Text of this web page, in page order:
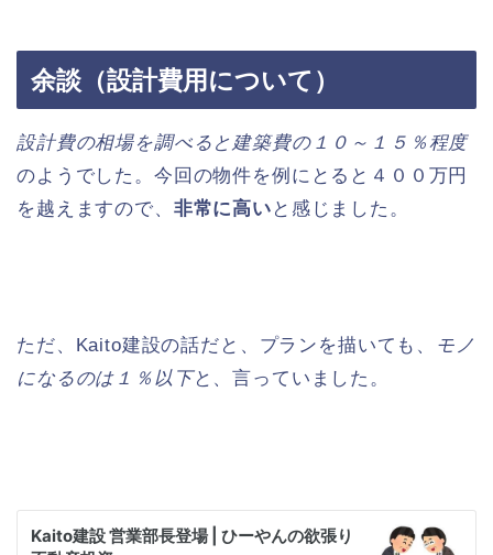
余談（設計費用について）
設計費の相場を調べると建築費の１０～１５％程度
のようでした。今回の物件を例にとると４００万円
を越えますので、 非常に高い と感じました。
ただ、Kaito建設の話だと、プランを描いても、 モノ
になるのは１％以下と、言っていました。